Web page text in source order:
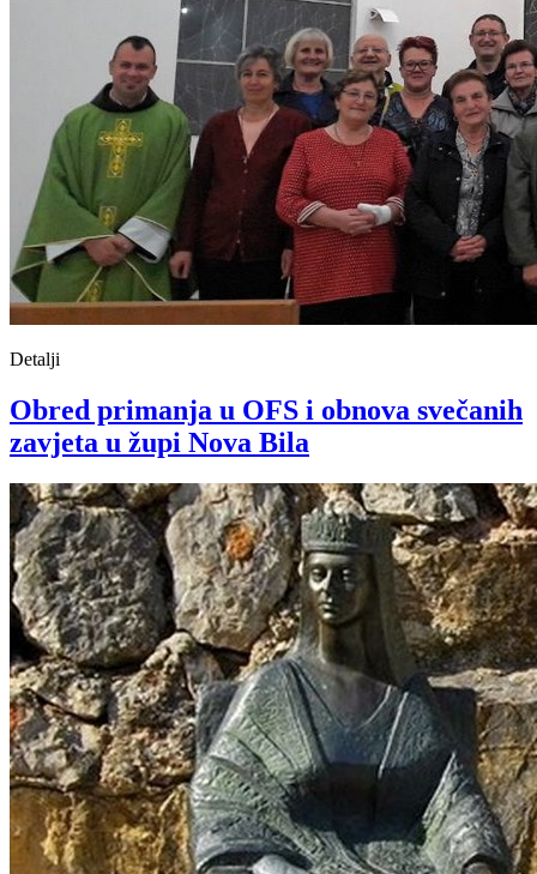
Detalji
Obred primanja u OFS i obnova svečanih
zavjeta u župi Nova Bila